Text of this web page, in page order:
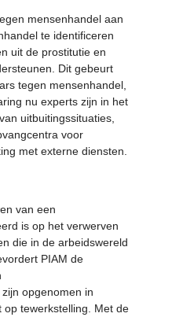
mensenhandel aan
te identificeren
uit de prostitutie en
Dit gebeurt
tegen mensenhandel,
nu experts zijn in het
uitbuitingssituaties,
voor
met externe diensten.
van een
is op het verwerven
die in de arbeidswereld
PIAM de
opgenomen in
tewerkstelling. Met de